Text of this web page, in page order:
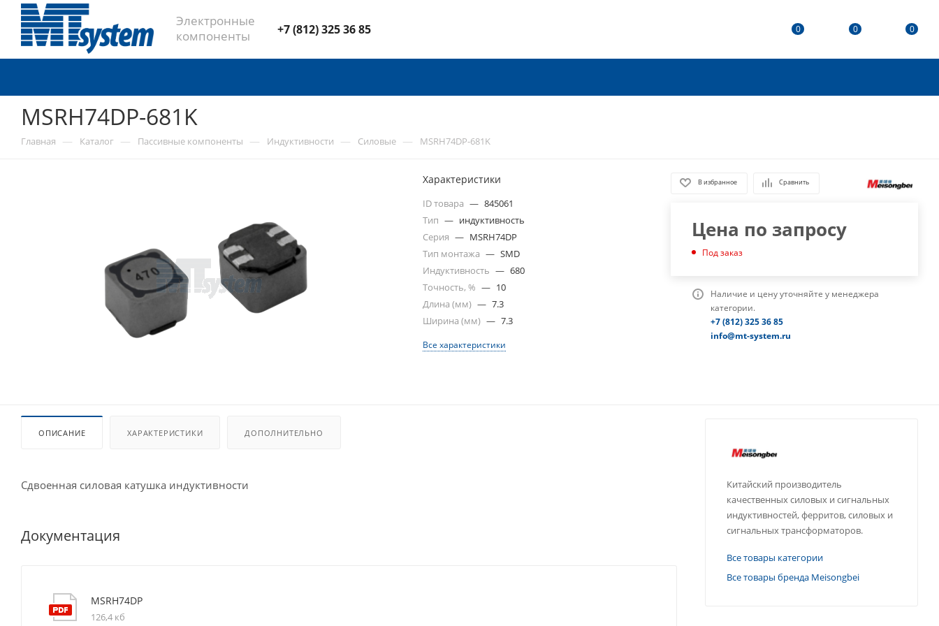
Электронные
компоненты
+7 (812) 325 36 85 0 0 0
MSRH74DP-681K
Главная — Каталог — Пассивные компоненты — Индуктивности — Силовые — MSRH74DP-681K
Характеристики
ID товара — 845061
Тип — индуктивность
Серия — MSRH74DP
Тип монтажа — SMD
Индуктивность — 680
Точность, % — 10
Длина (мм) — 7.3
Ширина (мм) — 7.3
Все характеристики
В избранное Сравнить
Цена по запросу
Под заказ
Наличие и цену уточняйте у менеджера
категории.
+7 (812) 325 36 85
info@mt-system.ru
ОПИСАНИЕ ХАРАКТЕРИСТИКИ ДОПОЛНИТЕЛЬНО
Сдвоенная силовая катушка индуктивности
Документация
MSRH74DP
126,4 кб
Китайский производитель
качественных силовых и сигнальных
индуктивностей, ферритов, силовых и
сигнальных трансформаторов.
Все товары категории
Все товары бренда Meisongbei